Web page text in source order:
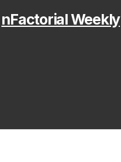
nFactorial Weekly